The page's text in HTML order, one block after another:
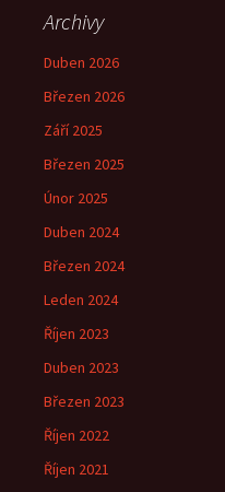
Archivy
Duben 2026
Březen 2026
Září 2025
Březen 2025
Únor 2025
Duben 2024
Březen 2024
Leden 2024
Říjen 2023
Duben 2023
Březen 2023
Říjen 2022
Říjen 2021